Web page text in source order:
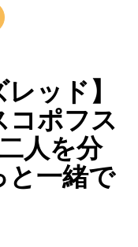
ッド】
コポフス
人を分
と一緒で